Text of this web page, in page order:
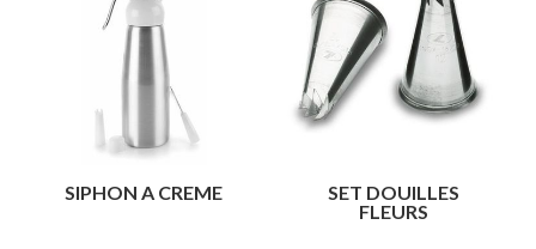
SIPHON A CREME
SET DOUILLES
FLEURS